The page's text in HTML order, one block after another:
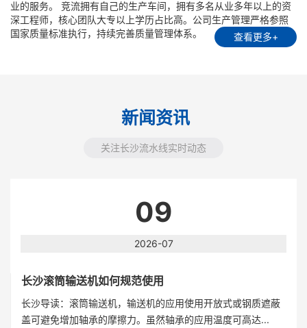
业的服务。 竞流拥有自己的生产车间，拥有多名从业多年以上的资
深工程师，核心团队大专以上学历占比高。公司生产管理严格参照
国家质量标准执行，持续完善质量管理体系。
查看更多+
新闻资讯
关注长沙流水线实时动态
09
2026-07
长沙滚筒输送机如何规范使用
长沙导读：滚筒输送机，输送机的应用使用开放式或钢质遮蔽
盖可避免增加轴承的摩擦力。虽然轴承的应用温度可高达...